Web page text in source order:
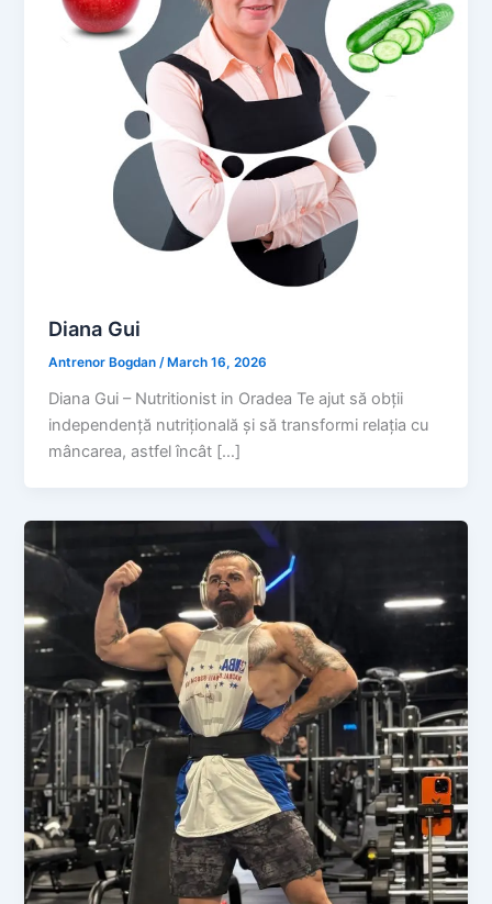
Diana Gui
Antrenor Bogdan /March 16, 2026
Diana Gui – Nutritionist in Oradea Te ajut să obții
independență nutrițională și să transformi relația cu
mâncarea, astfel încât […]